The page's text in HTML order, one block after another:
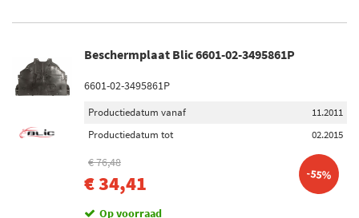
Beschermplaat Blic 6601-02-3495861P
6601-02-3495861P
Productiedatum vanaf
11.2011
Productiedatum tot
02.2015
€ 76,48
€ 34,41 -55%
Op voorraad